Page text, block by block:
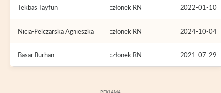
Tekbas Tayfun członek RN 2022-01-10
Nicia-Pelczarska Agnieszka członek RN 2024-10-04
Basar Burhan członek RN 2021-07-29